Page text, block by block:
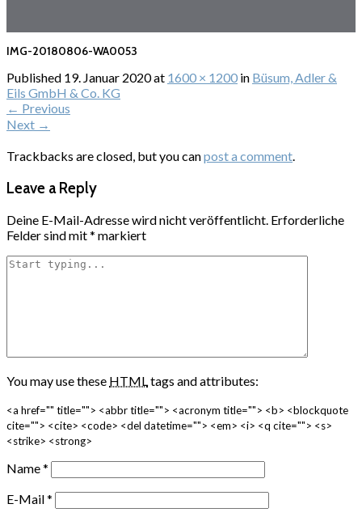
IMG-20180806-WA0053
Published 19. Januar 2020at 1600 × 1200 in Büsum, Adler &
Eils GmbH & Co. KG
← Previous
Next →
Trackbacks are closed, but you canpost a comment.
Leave a Reply
Deine E-Mail-Adresse wird nicht veröffentlicht. Erforderliche
Felder sind mit* markiert
You may use these HTMLtags and attributes:
<a href="" title=""> <abbr title=""> <acronym title=""> <b> <blockquote
cite=""> <cite> <code> <del datetime=""> <em> <i> <q cite=""> <s>
<strike> <strong>
Name*
E-Mail*